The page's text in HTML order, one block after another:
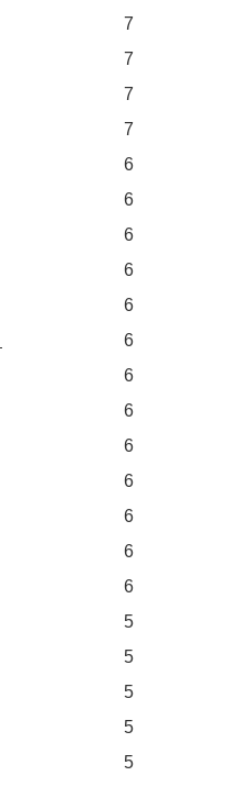
7
7
7
7
6
6
6
6
6
6
6
6
6
6
6
6
6
5
5
5
5
5